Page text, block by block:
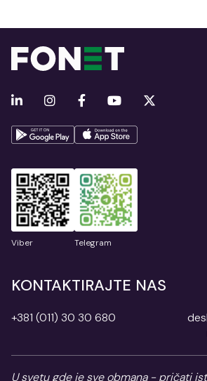
Viber Telegram
KONTAKTIRAJTE NAS
+381 (011) 30 30 680
U svetu gde je sve obmana - pričati